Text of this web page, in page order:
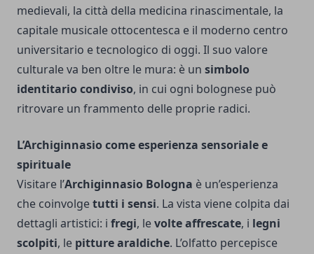
medievali, la città della medicina rinascimentale, la
capitale musicale ottocentesca e il moderno centro
universitario e tecnologico di oggi. Il suo valore
culturale va ben oltre le mura: è un simbolo
identitario condiviso, in cui ogni bolognese può
ritrovare un frammento delle proprie radici.
L’Archiginnasio come esperienza sensoriale e
spirituale
Visitare l’Archiginnasio Bologna è un’esperienza
che coinvolgetutti i sensi. La vista viene colpita dai
dettagli artistici: i fregi, levolte affrescate, i legni
scolpiti, le pitture araldiche. L’olfatto percepisce